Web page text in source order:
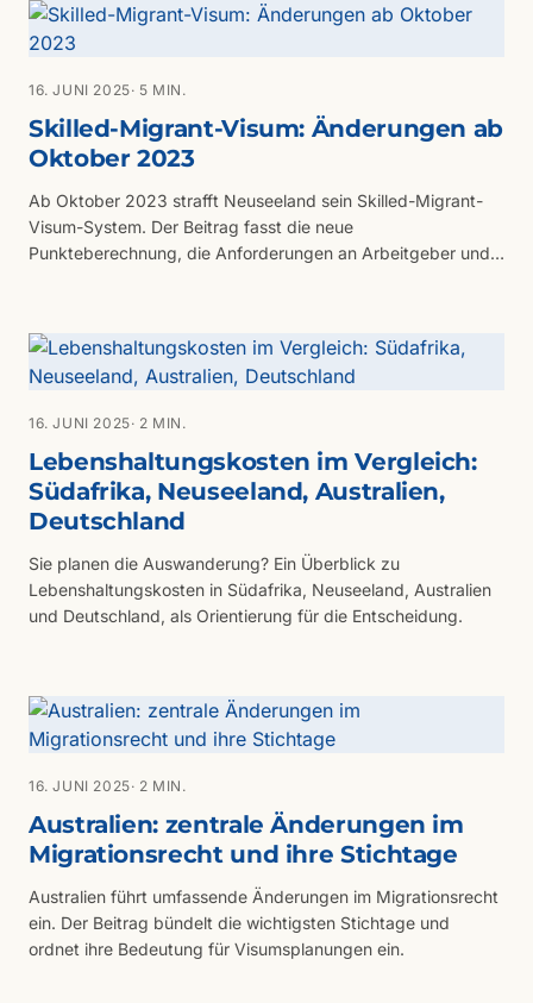
16. JUNI 2025· 5 MIN.
Skilled-Migrant-Visum: Änderungen ab
Oktober 2023
Ab Oktober 2023 strafft Neuseeland sein Skilled-Migrant-
Visum-System. Der Beitrag fasst die neue
Punkteberechnung, die Anforderungen an Arbeitgeber und
16. JUNI 2025· 2 MIN.
Lebenshaltungskosten im Vergleich:
Südafrika, Neuseeland, Australien,
Deutschland
Sie planen die Auswanderung? Ein Überblick zu
Lebenshaltungskosten in Südafrika, Neuseeland, Australien
und Deutschland, als Orientierung für die Entscheidung.
16. JUNI 2025· 2 MIN.
Australien: zentrale Änderungen im
Migrationsrecht und ihre Stichtage
Australien führt umfassende Änderungen im Migrationsrecht
ein. Der Beitrag bündelt die wichtigsten Stichtage und
ordnet ihre Bedeutung für Visumsplanungen ein.